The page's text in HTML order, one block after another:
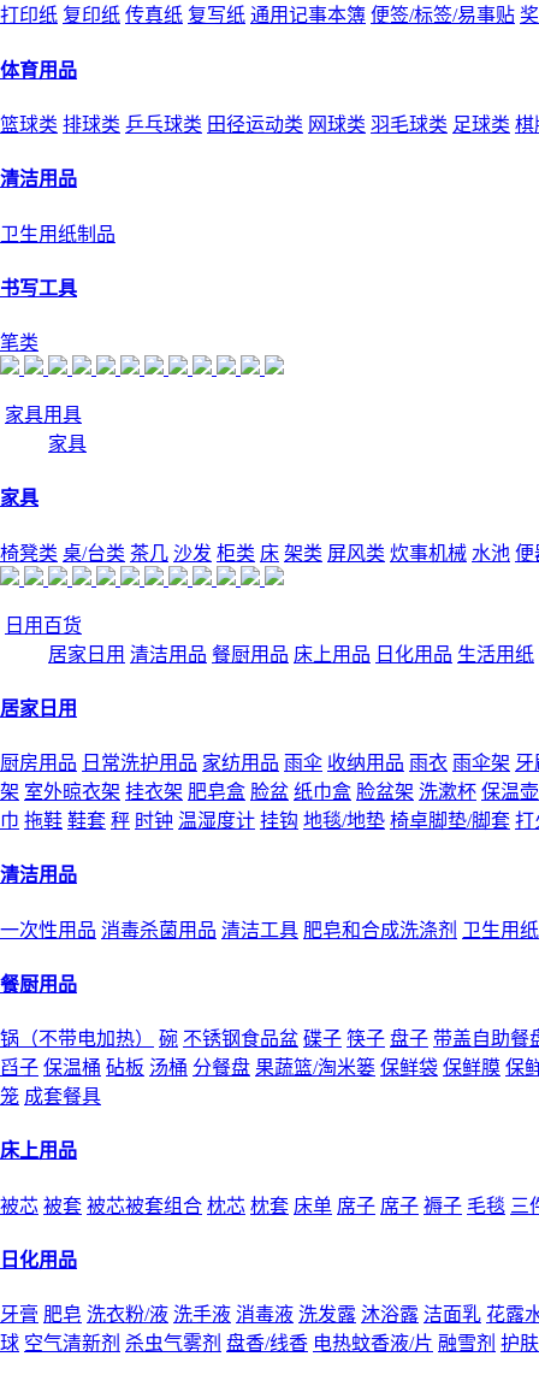
打印纸 复印纸 传真纸 复写纸 通用记事本簿 便签/标签/易事贴
体育用品
篮球类 排球类 乒乓球类 田径运动类 网球类 羽毛球类 足球类 棋
清洁用品
卫生用纸制品
书写工具
笔类
家具用具
家具
家具
椅凳类 桌/台类 茶几 沙发 柜类 床 架类 屏风类 炊事机械 水池 便
日用百货
居家日用 清洁用品 餐厨用品 床上用品 日化用品 生活用纸
居家日用
厨房用品 日常洗护用品 家纺用品 雨伞 收纳用品 雨衣 雨伞架 牙
架 室外晾衣架 挂衣架 肥皂盒 脸盆 纸巾盒 脸盆架 洗漱杯 保温
巾 拖鞋 鞋套 秤 时钟 温湿度计 挂钩 地毯/地垫 椅卓脚垫/脚套 打
清洁用品
一次性用品 消毒杀菌用品 清洁工具 肥皂和合成洗涤剂 卫生用
餐厨用品
锅（不带电加热） 碗 不锈钢食品盆 碟子 筷子 盘子 带盖自助餐
舀子 保温桶 砧板 汤桶 分餐盘 果蔬篮/淘米篓 保鲜袋 保鲜膜 保
笼 成套餐具
床上用品
被芯 被套 被芯被套组合 枕芯 枕套 床单 席子 席子 褥子 毛毯 三
日化用品
牙膏 肥皂 洗衣粉/液 洗手液 消毒液 洗发露 沐浴露 洁面乳 花露
球 空气清新剂 杀虫气雾剂 盘香/线香 电热蚊香液/片 融雪剂 护